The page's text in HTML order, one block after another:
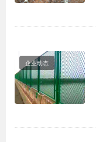
企业动态